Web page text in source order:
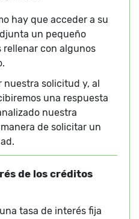
hay que acceder a su
un pequeño
con algunos
nuestra solicitud y, al
una respuesta
nuestra
de solicitar un
de los créditos
tasa de interés fija